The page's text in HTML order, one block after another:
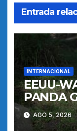
Entrada
INTERNACIONAL
EEUU-
PANDA
AGO 5, 2026